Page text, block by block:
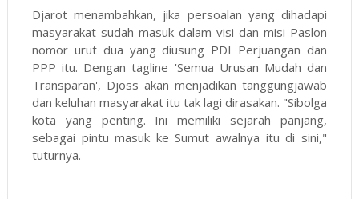
Djarot menambahkan, jika persoalan yang dihadapi
masyarakat sudah masuk dalam visi dan misi Paslon
nomor urut dua yang diusung PDI Perjuangan dan
PPP itu. Dengan tagline 'Semua Urusan Mudah dan
Transparan', Djoss akan menjadikan tanggungjawab
dan keluhan masyarakat itu tak lagi dirasakan. "Sibolga
kota yang penting. Ini memiliki sejarah panjang,
sebagai pintu masuk ke Sumut awalnya itu di sini,"
tuturnya.